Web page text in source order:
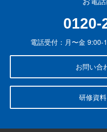
0120-
電話受付：月〜金 9:00-
お問い合
研修資